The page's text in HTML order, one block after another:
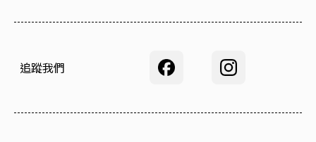
追蹤我們